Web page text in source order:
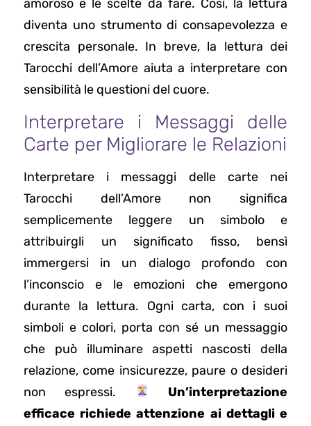
amoroso e le scelte da fare. Così, la lettura
diventa uno strumento di consapevolezza e
crescita personale. In breve, la lettura dei
Tarocchi dell’Amore aiuta a interpretare con
sensibilità le questioni del cuore.
Interpretare i Messaggi delle
Carte per Migliorare le Relazioni
Interpretare i messaggi delle carte nei
Tarocchi dell’Amore non significa
semplicemente leggere un simbolo e
attribuirgli un significato fisso, bensì
immergersi in un dialogo profondo con
l’inconscio e le emozioni che emergono
durante la lettura. Ogni carta, con i suoi
simboli e colori, porta con sé un messaggio
che può illuminare aspetti nascosti della
relazione, come insicurezze, paure o desideri
non espressi.
Un’interpretazione
efficace richiede attenzione ai dettagli e